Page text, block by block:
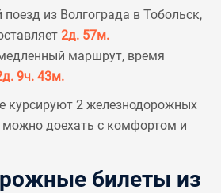
из Волгограда в Тобольск,
2д. 57м.
маршрут, время
9ч. 43м.
курсируют 2 железнодорожных
можно доехать с комфортом и
билеты из